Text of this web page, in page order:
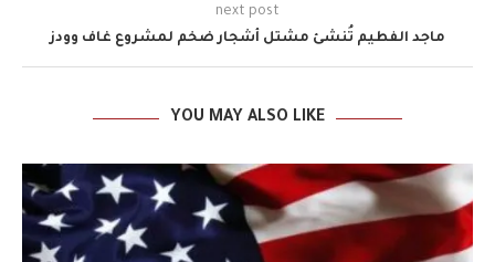
next post
ماجد الفطيم تُنشئ مشتل أشجار ضخم لمشروع غاف وودز
YOU MAY ALSO LIKE